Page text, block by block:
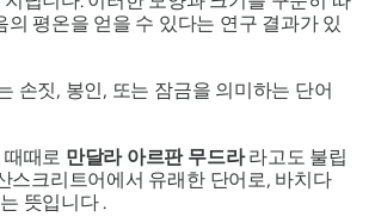
의 평온을 얻을 수 있다는 연구 결과가 있
손짓, 봉인, 또는 잠금을 의미하는 단어
때때로 만달라 아르판 무드라라고도 불립
스크리트어에서 유래한 단어로, 바치다
뜻입니다 .